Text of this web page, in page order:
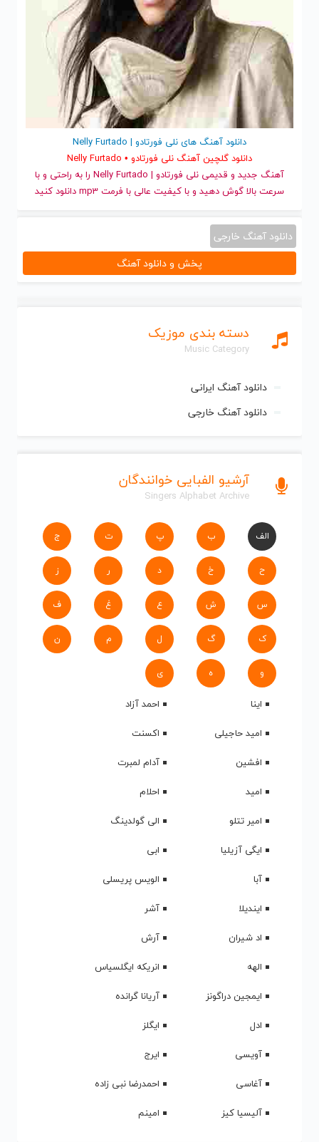
دسته بندی موزیک
Music Category
دانلود آهنگ ایرانی
دانلود آهنگ خارجی
آرشیو الفبایی خوانندگان
Singers Alphabet Archive
الف ب پ ت ج
ح خ د ر ز
س ش ع غ ف
ک گ ل م ن
و ه ی
اینا
احمد آزاد
امید حاجیلی
اکسنت
افشین
آدام لمبرت
امید
احلام
امیر تتلو
الی گولدینگ
ایگی آزیلیا
ابی
آبا
الویس پریسلی
ایندیلا
آشر
اد شیران
آرش
الهه
انریکه ایگلسیاس
ایمجین دراگونز
آریانا گرانده
ادل
ایگلز
آویسی
ایرج
آغاسی
احمدرضا نبی زاده
آلیسیا کیز
امینم
دانلود آهنگ های نلی فورتادو | Nelly Furtado
دانلود گلچین آهنگ نلی فورتادو • Nelly Furtado
آهنگ جدید
و قدیمی نلی فورتادو | Nelly Furtado را به راحتی و با
سرعت بالا گوش دهید و با کیفیت عالی با فرمت mp3 دانلود کنید
دانلود آهنگ خارجی
پخش و دانلود آهنگ